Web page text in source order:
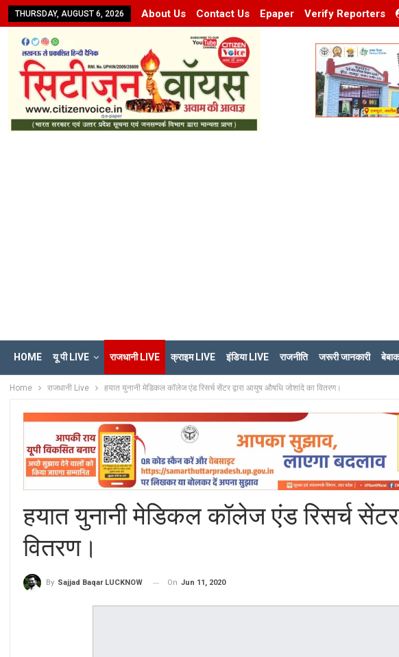
THURSDAY, AUGUST 6, 2026 About Us Contact Us Epaper Verify Reporters
HOME यू पी LIVE राजधानी LIVE क्राइम LIVE इंडिया LIVE राजनीति जरूरी जानकारी
Home राजधानी Live हयात युनानी मेडिकल कॉलेज एंड रिसर्च सेंटर द्वारा आयुष औषधि जोशांदे का वितरण।
हयात युनानी मेडिकल कॉलेज एंड रिसर्च
वितरण।
By Sajjad Baqar LUCKNOW On Jun 11, 2020